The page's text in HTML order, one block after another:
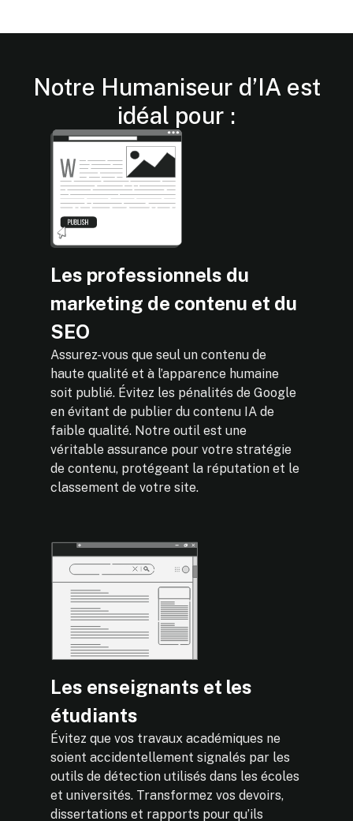
Notre Humaniseur d’IA est
idéal pour :
Les professionnels du
marketing de contenu et du
SEO
Assurez-vous que seul un contenu de
haute qualité et à l’apparence humaine
soit publié. Évitez les pénalités de Google
en évitant de publier du contenu IA de
faible qualité. Notre outil est une
véritable assurance pour votre stratégie
de contenu, protégeant la réputation et le
classement de votre site.
Les enseignants et les
étudiants
Évitez que vos travaux académiques ne
soient accidentellement signalés par les
outils de détection utilisés dans les écoles
et universités. Transformez vos devoirs,
dissertations et rapports pour qu’ils